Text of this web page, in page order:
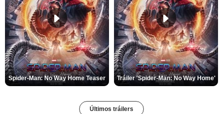
Spider-Man: No Way Home Teaser Tráiler 'Spider-Man: No Way Home'
Últimos tráilers